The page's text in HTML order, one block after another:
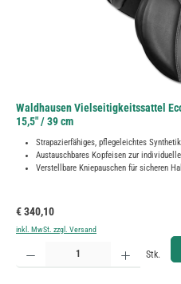
Waldhausen Vielseitigkeitssattel
15,5" / 39 cm
Strapazierfähiges, pflegeleichtes
Austauschbares Kopfeisen zur
Verstellbare Kniepauschen für sicheren
Regulärer Preis:
€ 340,10
inkl. MwSt. zzgl. Versand
Produkt Anzahl: Gib den gewünschten Wert
Stk.